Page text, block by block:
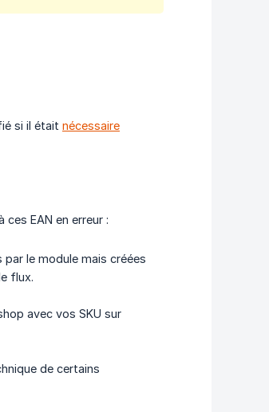
si il était nécessaire
EAN en erreur :
le module mais créées
flux.
avec vos SKU sur
de certains